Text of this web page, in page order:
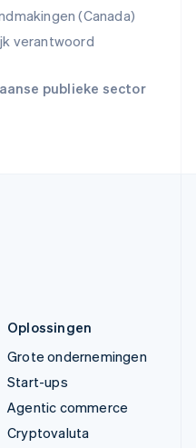
(Canada)
verantwoord
publieke sector
Oplossingen
Grote ondernemingen
Start-ups
Agentic commerce
Cryptovaluta